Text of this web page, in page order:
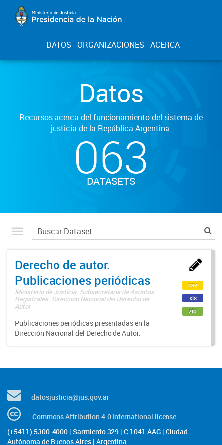
DATOS ORGANIZACIONES ACERCA
Datos
Recursos acerca del funcionamiento del sistema de
justicia de la República Argentina.
063
DATASETS
Derecho de autor.
Publicaciones periódicas
Ministerio de Justicia. Subsecretaría de Asuntos
Registrales. Dirección Nacional del Derecho de
Autor
Publicaciones periódicas presentadas en la
Dirección Nacional del Derecho de Autor.
csv
xls
zip
datosjusticia@jus.gov.ar
Commons Attribution 4.0 International license
(+5411) 5300-4000 | Sarmiento 329 | C 1041 AAG | Ciudad
Autónoma de Buenos Aires | Argentina